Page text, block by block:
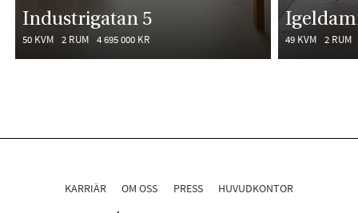
Industrigatan 5
50 KVM 2 RUM 4 695 000 KR 49 KVM 2 RUM
KARRIÄR OM OSS PRESS HUVUDKONTOR